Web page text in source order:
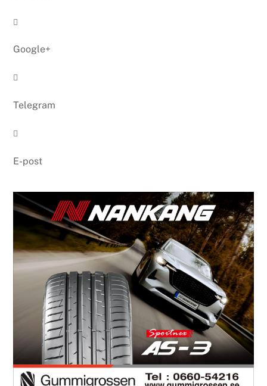

Google+

Telegram

E-post